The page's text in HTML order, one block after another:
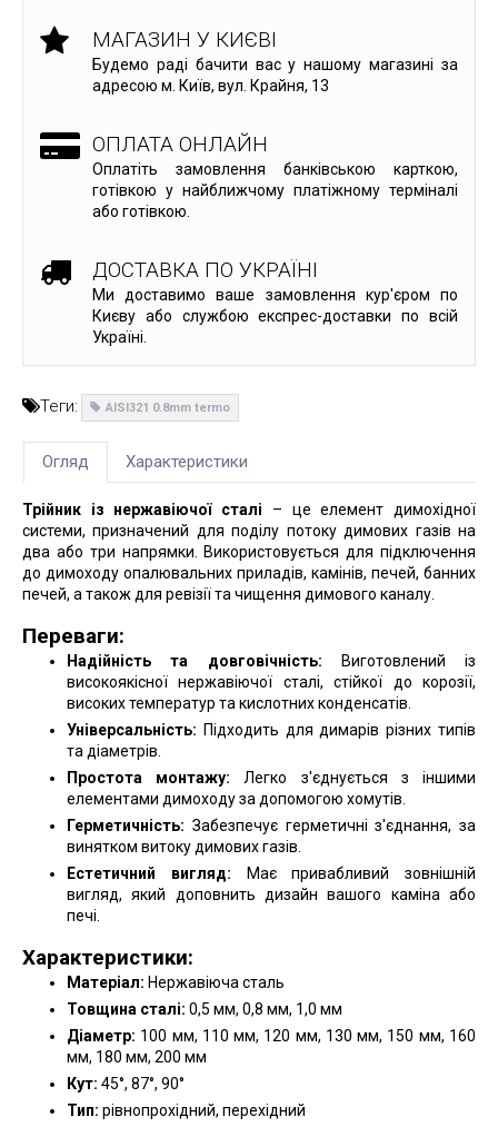
МАГАЗИН У КИЄВІ
Будемо раді бачити вас у нашому магазині за
адресою м. Київ, вул. Крайня, 13
ОПЛАТА ОНЛАЙН
Оплатіть замовлення банківською карткою,
готівкою у найближчому платіжному терміналі
або готівкою.
ДОСТАВКА ПО УКРАЇНІ
Ми доставимо ваше замовлення кур'єром по
Києву або службою експрес-доставки по всій
Україні.
Теги: AISI321 0.8mm termo
Огляд Характеристики
Трійник із нержавіючої сталі – це елемент димохідної
системи, призначений для поділу потоку димових газів на
два або три напрямки. Використовується для підключення
до димоходу опалювальних приладів, камінів, печей, банних
печей, а також для ревізії та чищення димового каналу.
Переваги:
Надійність та довговічність: Виготовлений із
високоякісної нержавіючої сталі, стійкої до корозії,
високих температур та кислотних конденсатів.
Універсальність: Підходить для димарів різних типів
та діаметрів.
Простота монтажу: Легко з'єднується з іншими
елементами димоходу за допомогою хомутів.
Герметичність: Забезпечує герметичні з'єднання, за
винятком витоку димових газів.
Естетичний вигляд: Має привабливий зовнішній
вигляд, який доповнить дизайн вашого каміна або
печі.
Характеристики:
Матеріал: Нержавіюча сталь
Товщина сталі: 0,5 мм, 0,8 мм, 1,0 мм
Діаметр: 100 мм, 110 мм, 120 мм, 130 мм, 150 мм, 160
мм, 180 мм, 200 мм
Кут: 45°, 87°, 90°
Тип: рівнопрохідний, перехідний